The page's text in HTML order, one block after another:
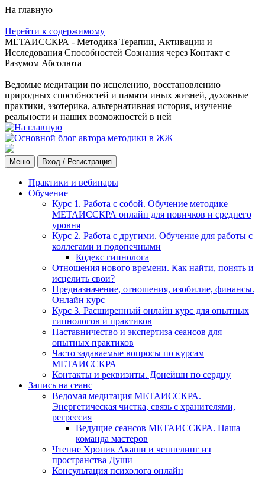
На главную
Перейти к содержимому
МЕТАИССКРА - Методика Терапии, Активации и
Исследования Способностей Сознания через Контакт с
Разумом Абсолюта
Ведомые медитации по исцелению, восстановлению
природных способностей и памяти иных жизней, духовные
практики, эзотерика, альтернативная история, изучение
реальности и наших возможностей в ней
Меню Вход / Регистрация
Практики и вебинары
Обучение
Курс 1. Работа с собой. Обучение методике
МЕТАИССКРА онлайн для новичков и среднего
уровня
Курс 2. Работа с другими. Обучение для работы с
коллегами и подопечными
Кодекс гипнолога
Отношения нового времени. Как найти, понять и
исцелить свои?
Предназначение, отношения, изобилие, финансы.
Онлайн курс
Курс 3. Расширенный онлайн курс для опытных
гипнологов и практиков
Наставничество и экспертиза сеансов для
опытных практиков
Часто задаваемые вопросы по курсам
МЕТАИССКРА
Контакты и реквизиты. Донейшн по сердцу
Запись на сеанс
Ведомая медитация МЕТАИССКРА.
Энергетическая чистка, связь с хранителями,
регрессия
Ведущие сеансов МЕТАИССКРА. Наша
команда мастеров
Чтение Хроник Акаши и ченнелинг из
пространства Души
Консультация психолога онлайн